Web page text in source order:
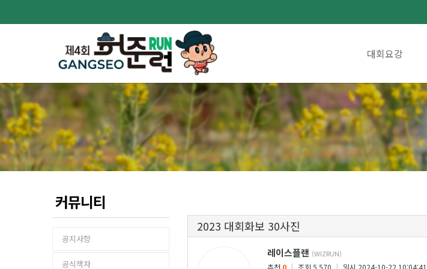
대회요강
커뮤니티
공지사항
공식책자
2023 대회화보 30사진
레이스플랜 (WIZRUN)
추천 0 | 조회 5,570 | 일시 2024-10-22 10:04:41